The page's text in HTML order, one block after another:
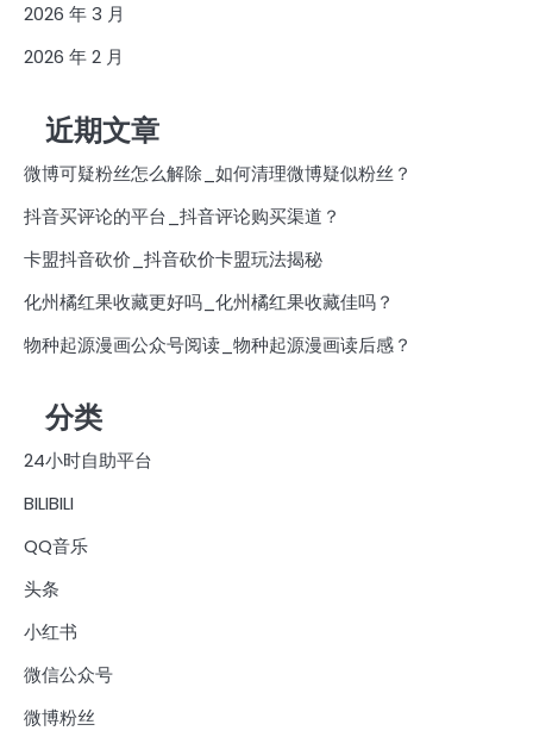
2026 年 3 月
2026 年 2 月
近期文章
微博可疑粉丝怎么解除_如何清理微博疑似粉丝？
抖音买评论的平台_抖音评论购买渠道？
卡盟抖音砍价_抖音砍价卡盟玩法揭秘
化州橘红果收藏更好吗_化州橘红果收藏佳吗？
物种起源漫画公众号阅读_物种起源漫画读后感？
分类
24小时自助平台
BILIBILI
QQ音乐
头条
小红书
微信公众号
微博粉丝